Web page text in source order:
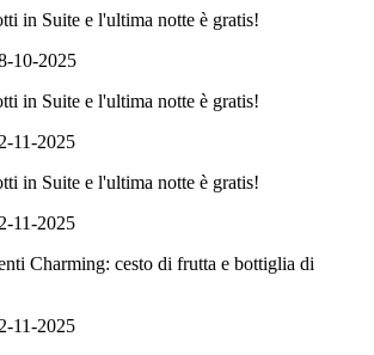
in Suite e l'ultima notte è gratis!
10-2025
in Suite e l'ultima notte è gratis!
11-2025
in Suite e l'ultima notte è gratis!
11-2025
Charming: cesto di frutta e bottiglia di
11-2025